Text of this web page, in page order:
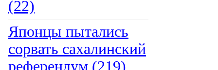
(22)
Японцы пытались
сорвать сахалинский
референдум (219)